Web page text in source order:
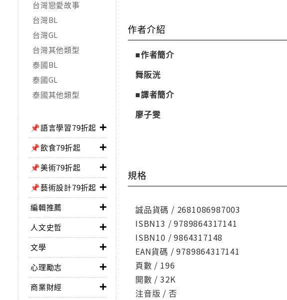
台灣戀愛故事
台灣BL
台灣GL
台灣其他類型
泰國BL
泰國GL
泰國其他類型
📌語言學習79折起
📌飲食79折起
📌美術79折起
📌藝術設計79折起
編輯推薦
人文史哲
文學
心理勵志
商業財經
作者介紹
■作者簡介
舞阪洸
■譯者簡介
廖子雯
規格
誠品貨碼 / 2681086987003
ISBN13 / 9789864317141
ISBN10 / 9864317148
EAN貨碼 / 9789864317141
頁數 / 196
開數 / 32K
注音版 / 否